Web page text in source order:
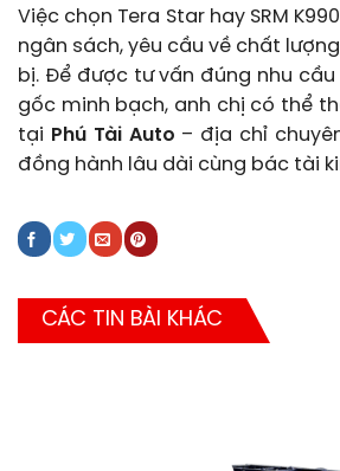
Việc chọn Tera Star hay SRM
ngân sách, yêu cầu về chất
bị. Để được tư vấn đúng nhu
gốc minh bạch, anh chị có thể
tại Phú Tài Auto – địa chỉ
đồng hành lâu dài cùng bác tài
CÁC TIN BÀI KHÁC